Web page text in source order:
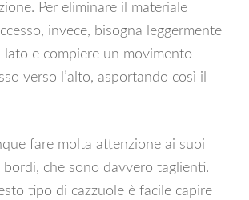
Per eliminare il materiale
invece, bisogna leggermente
lato e compiere un movimento
verso l’alto, asportando così il
fare molta attenzione ai suoi
bordi, che sono davvero taglienti.
tipo di cazzuole è facile capire